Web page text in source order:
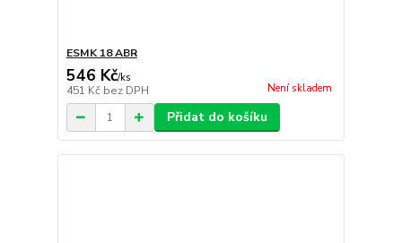
ESMK 18 ABR
546 Kč/ks
451 Kč bez DPH Není skladem
Přidat do košíku